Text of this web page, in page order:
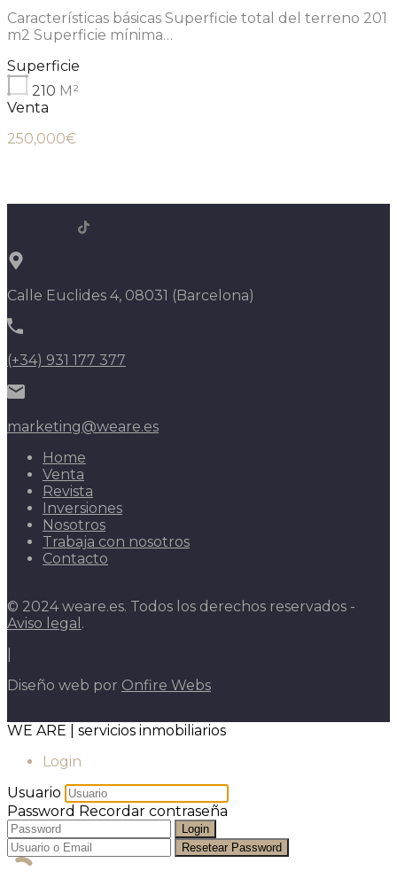
Características básicas Superficie total del terreno 201
m2 Superficie mínima…
Superficie
210 M²
Venta
250,000€
Calle Euclides 4, 08031 (Barcelona)
(+34) 931 177 377
marketing@weare.es
Home
Venta
Revista
Inversiones
Nosotros
Trabaja con nosotros
Contacto
© 2024 weare.es. Todos los derechos reservados -
Aviso legal .
Diseño web por Onfire Webs
WE ARE | servicios inmobiliarios
Login
Usuario
Password Recordar contraseña
Login
Resetear Password